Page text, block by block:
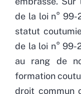
de la loi n° 99-
statut
de la loi n° 99-
au rang de
formation
droit commun